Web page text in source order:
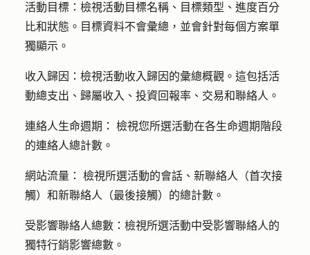
活動目標： 檢視活動目標名稱、目標類型、進度百分
比和狀態。目標資料不會彙總，並會針對每個方案單
獨顯示。
收入歸因： 檢視活動收入歸因的彙總概觀。這包括活
動總支出、歸屬收入、投資回報率、交易和聯絡人。
連絡人生命週期： 檢視您所選活動在各生命週期階段
的連絡人總計數。
網站流量： 檢視所選活動的會話、新聯絡人（首次接
觸）和新聯絡人（最後接觸）的總計數。
受影響聯絡人總數 ： 檢視所選活動中受影響聯絡人的
獨特行銷影響總數。